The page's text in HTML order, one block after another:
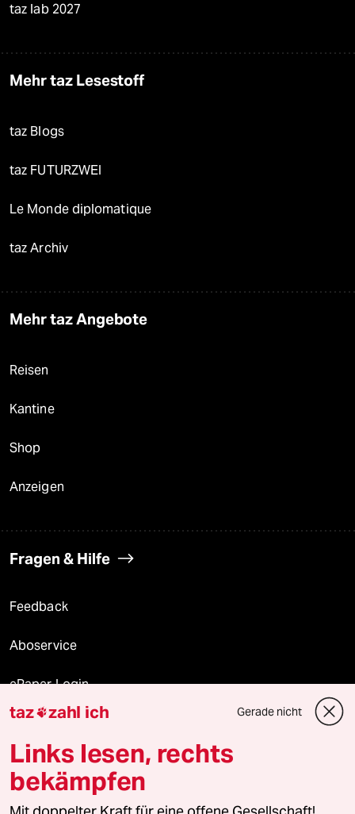
taz lab 2027
Mehr taz Lesestoff
taz Blogs
taz FUTURZWEI
Le Monde diplomatique
taz Archiv
Mehr taz Angebote
Reisen
Kantine
Shop
Anzeigen
Fragen & Hilfe
Feedback
Aboservice
ePaper Login
Downloads für Abonnierende
© 2026 taz Verlags und Vertriebs GmbH
Alle Rechte vorbehalten. Bei rechtlichen Fragen oder für Genehmigungen
taz zahl ich Gerade nicht
Links lesen, rechts
bekämpfen